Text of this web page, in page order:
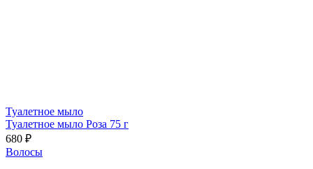
Туалетное мыло
Туалетное мыло Роза 75 г
680 ₽
Волосы